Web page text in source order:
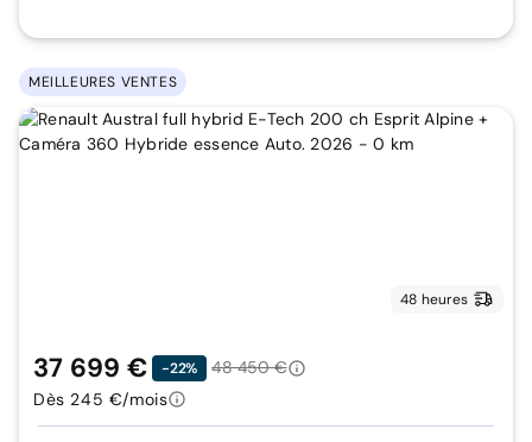
MEILLEURES VENTES
48 heures
37 699 € -22%
48 450 €
Dès 245 €/mois